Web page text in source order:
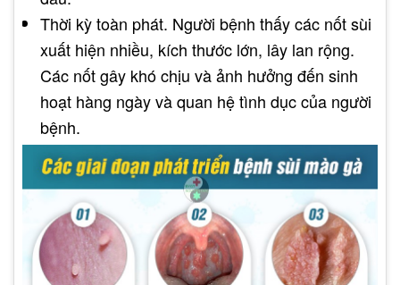
Thời kỳ toàn phát. Người bệnh thấy các nốt sùi
xuất hiện nhiều, kích thước lớn, lây lan rộng.
Các nốt gây khó chịu và ảnh hưởng đến sinh
hoạt hàng ngày và quan hệ tình dục của người
bệnh.